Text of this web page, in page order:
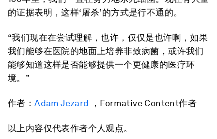
的证据表明，这样‘屠杀’的方式是行不通的。
“我们现在在尝试理解，也许，仅仅是也许啊，如果
我们能够在医院的地面上培养非致病菌，或许我们
能够知道这样是否能够提供一个更健康的医疗环
境。”
作者：Adam Jezard ，Formative Content作者
以上内容仅代表作者个人观点。